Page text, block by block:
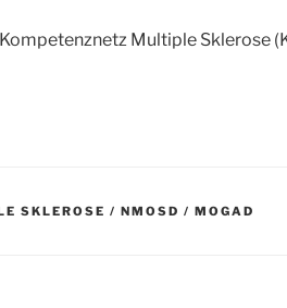
Multiple Sklerose
SKLEROSE / NMOSD / MOGAD